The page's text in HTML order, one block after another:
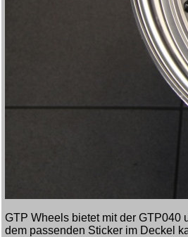
GTP Wheels bietet mit der GTP040
dem passenden Sticker im Deckel